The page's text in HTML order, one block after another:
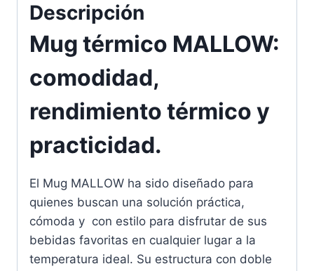
Descripción
Mug térmico MALLOW:
comodidad,
rendimiento térmico y
practicidad.
El Mug MALLOW ha sido diseñado para
quienes buscan una solución práctica,
cómoda y con estilo para disfrutar de sus
bebidas favoritas en cualquier lugar a la
temperatura ideal. Su estructura con doble